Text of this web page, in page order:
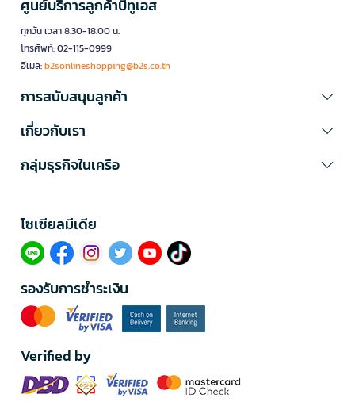
ศูนย์บริการลูกค้าบีทูเอส
ทุกวัน เวลา 8.30-18.00 น.
โทรศัพท์: 02-115-0999
อีเมล:b2sonlineshopping@b2s.co.th
การสนับสนุนลูกค้า
เกี่ยวกับเรา
กลุ่มธุรกิจในเครือ
โซเซียลมีเดีย​
รองรับการชำระเงิน
Verified by